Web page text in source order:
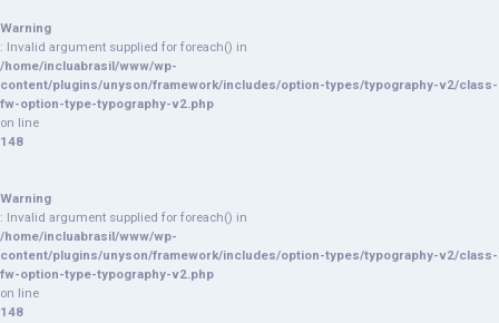
Warning
: Invalid argument supplied for foreach() in
/home/incluabrasil/www/wp-
content/plugins/unyson/framework/includes/option-types/typography-v2/class-
fw-option-type-typography-v2.php
on line
148
Warning
: Invalid argument supplied for foreach() in
/home/incluabrasil/www/wp-
content/plugins/unyson/framework/includes/option-types/typography-v2/class-
fw-option-type-typography-v2.php
on line
148